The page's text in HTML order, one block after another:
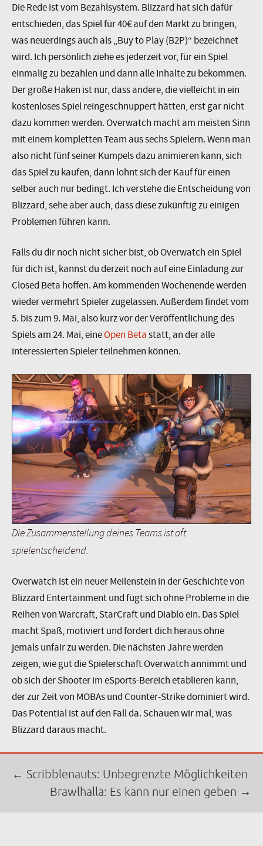
Die Rede ist vom Bezahlsystem. Blizzard hat sich dafür
entschieden, das Spiel für 40€ auf den Markt zu bringen,
was neuerdings auch als „Buy to Play (B2P)“ bezeichnet
wird. Ich persönlich ziehe es jederzeit vor, für ein Spiel
einmalig zu bezahlen und dann alle Inhalte zu bekommen.
Der große Haken ist nur, dass andere, die vielleicht in ein
kostenloses Spiel reingeschnuppert hätten, erst gar nicht
dazu kommen werden. Overwatch macht am meisten Sinn
mit einem kompletten Team aus sechs Spielern. Wenn man
also nicht fünf seiner Kumpels dazu animieren kann, sich
das Spiel zu kaufen, dann lohnt sich der Kauf für einen
selber auch nur bedingt. Ich verstehe die Entscheidung von
Blizzard, sehe aber auch, dass diese zukünftig zu einigen
Problemen führen kann.
Falls du dir noch nicht sicher bist, ob Overwatch ein Spiel
für dich ist, kannst du derzeit noch auf eine Einladung zur
Closed Beta hoffen. Am kommenden Wochenende werden
wieder vermehrt Spieler zugelassen. Außerdem findet vom
5. bis zum 9. Mai, also kurz vor der Veröffentlichung des
Spiels am 24. Mai, eineOpen Betastatt, an der alle
interessierten Spieler teilnehmen können.
Die Zusammenstellung deines Teams ist oft
spielentscheidend.
Overwatch ist ein neuer Meilenstein in der Geschichte von
Blizzard Entertainment und fügt sich ohne Probleme in die
Reihen von Warcraft, StarCraft und Diablo ein. Das Spiel
macht Spaß, motiviert und fordert dich heraus ohne
jemals unfair zu werden. Die nächsten Jahre werden
zeigen, wie gut die Spielerschaft Overwatch annimmt und
ob sich der Shooter im eSports-Bereich etablieren kann,
der zur Zeit von MOBAs und Counter-Strike dominiert wird.
Das Potential ist auf den Fall da. Schauen wir mal, was
Blizzard daraus macht.
Beitrags-
Navigation
← Scribblenauts: Unbegrenzte Möglichkeiten
Brawlhalla: Es kann nur einen geben →